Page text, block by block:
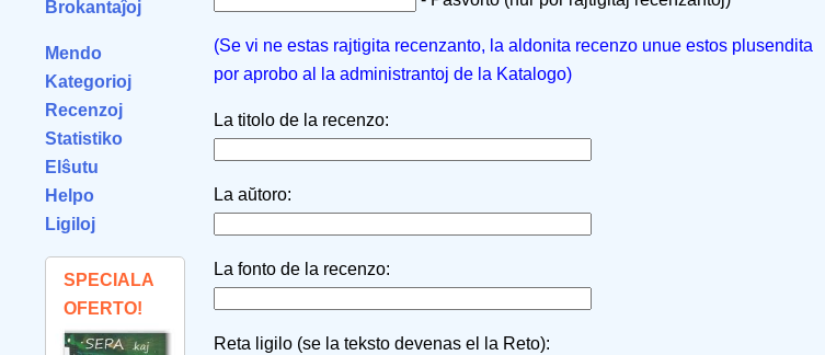
Brokantaĵoj
Mendo
Kategorioj
Recenzoj
Statistiko
Elŝutu
Helpo
Ligiloj
SPECIALA
OFERTO!
(Se vi ne estas rajtigita recenzanto, la aldonita recenzo unue estos plusendita
por aprobo al la administrantoj de la Katalogo)
La titolo de la recenzo:
La aŭtoro:
La fonto de la recenzo:
Reta ligilo (se la teksto devenas el la Reto):